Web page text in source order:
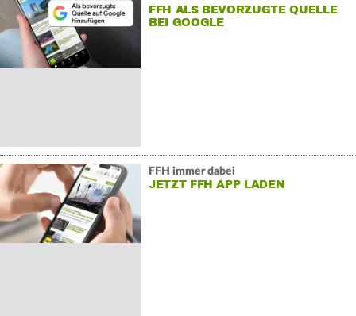
FFH ALS BEVORZUGTE QUELLE
BEI GOOGLE
FFH immer dabei
JETZT FFH APP LADEN